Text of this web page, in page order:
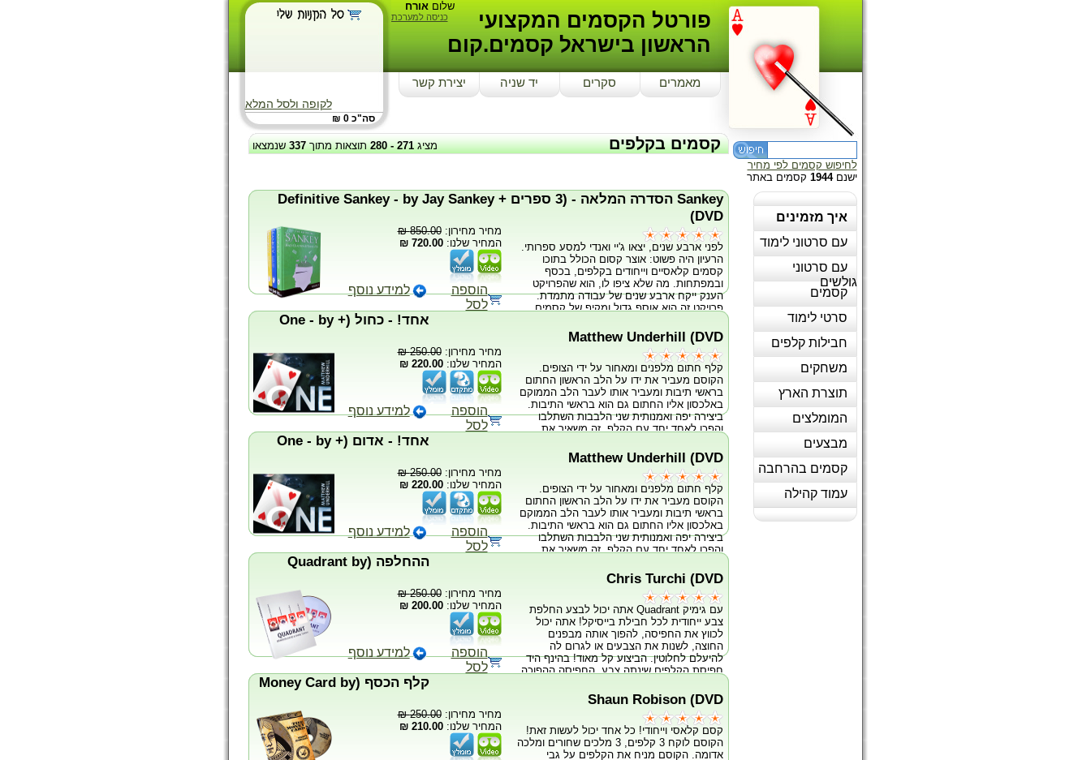
לקופה ולסל המלא
סה"כ 0 ₪
שלוםאורח
כניסה למערכת
פורטל הקסמים המקצועי
הראשון בישראל קסמים.קום
מאמרים סקרים יד שניה יצירת קשר
לחיפוש קסמים לפי מחיר
ישנם1944 קסמים באתר
איך מזמינים
עם סרטוני לימוד
עם סרטוני
גולשים
קסמים
סרטי לימוד
חבילות קלפים
משחקים
תוצרת הארץ
המומלצים
מבצעים
קסמים בהרחבה
עמוד קהילה
מציג271
-
280 תוצאות מתוך337שנמצאו קסמים בקלפים
Sankey הסדרה המלאה - (3 ספרים + Definitive Sankey - by Jay Sankey
(DVD
לפני ארבע שנים, יצאו ג'יי ואנדי למסע ספרותי.
הרעיון היה פשוט: אוצר קסום הכולל בתוכו
קסמים קלאסיים וייחודים בקלפים, בכסף
ובמפתחות. מה שלא ציפו לו, הוא שהפרויקט
הענק ייקח ארבע שנים של עבודה מתמדת.
פרויקט זה הוא אוסף גדול ומקיף של קסמים
טריקים עם שטרות? ישנם מעל שלושים קסמים
עם שטרות! מנטליזם? פרק שלם מוקדש לנושא!
מה לגבי קסמי קלפים? מעל שבעים קסמים
בקלפים בפרק אחד! שלושה כרכים גדולים
בכריכה קשה וDVD אחד המלמד את
ה"מובחרים" ביותר! אלף צילומים חדים צולמו
על מנת ללמוד צעד אחר צעד בספר, בכל קסם
כמעט! ניתן לקנות באתר כל כרך בנפרד.
מחיר מחירון:850.00 ₪
המחיר שלנו:720.00 ₪
הוספה
לסל
למידע נוסף
אחד! - כחול (+ One - by
Matthew Underhill (DVD
קלף חתום מלפנים ומאחור על ידי הצופים.
הקוסם מעביר את ידו על הלב הראשון החתום
בראשי תיבות ומעביר אותו לעבר הלב הממוקם
באלכסון אליו החתום גם הוא בראשי התיבות.
ביצירה יפה ואמנותית שני הלבבות השתלבו
והפכו לאחד יחד עם הקלף. זה משאיר את
של בצורה מושלמת. כולל 20 קלפי גימיק
ייחודים, בעלי גב כחול - בייסיקל מנדולינה.
מחיר מחירון:250.00 ₪
המחיר שלנו:220.00 ₪
הוספה
לסל
למידע נוסף
אחד! - אדום (+ One - by
Matthew Underhill (DVD
קלף חתום מלפנים ומאחור על ידי הצופים.
הקוסם מעביר את ידו על הלב הראשון החתום
בראשי תיבות ומעביר אותו לעבר הלב הממוקם
באלכסון אליו החתום גם הוא בראשי התיבות.
ביצירה יפה ואמנותית שני הלבבות השתלבו
והפכו לאחד יחד עם הקלף. זה משאיר את
ייחודים, בעלי גב אדום - בייסיקל מנדולינה.
מחיר מחירון:250.00 ₪
המחיר שלנו:220.00 ₪
הוספה
לסל
למידע נוסף
ההחלפה (Quadrant by
Chris Turchi (DVD
עם גימיק Quadrant אתה יכול לבצע החלפת
צבע ייחודית לכל חבילת בייסיקל! אתה יכול
לכווץ את החפיסה, להפוך אותה מבפנים
החוצה, לשנות את הצבעים או לגרום לה
להיעלם לחלוטין. הביצוע קל מאוד! בהינף היד
חפיסת הקלפים שינתה צבע, החפיסה ההפוכה
לספר לצופה שלא רק החפיסה שינתה את צבעה
אלא כל הקלפים בפנים גם הם קיבלו את אותו
הצבע! גם הקלף החתום של הצופה שינה את
ציבעו! כולל DVD בו תוכל ללמוד כיצד לעבוד
עם הגימיק ובונוס! לכווץ חפיסת קלפים.
מחיר מחירון:250.00 ₪
המחיר שלנו:200.00 ₪
הוספה
לסל
למידע נוסף
קלף הכסף (Money Card by
Shaun Robison (DVD
קסם קלאסי וייחודי! כל אחד יכול לעשות זאת!
הקוסם לוקח 3 קלפים, 3 מלכים שחורים ומלכה
אדומה. הקוסם מניח את הקלפים על גבי
מחיר מחירון:250.00 ₪
המחיר שלנו:210.00 ₪